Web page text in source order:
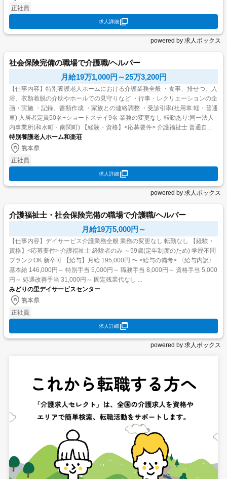
正社員
求人詳細
powered by 求人ボックス
社会保険完備の職場で介護職/ヘルパー
月給19万1,000円～25万3,200円
【仕事内容】特別養護老人ホームにおける介護業務全般 ・食事、排せつ、入
浴、衣類着脱の介助やホールでの見守りなど ・行事・レクリエーションの企
画・実施 ・記録、書類作成 ・家族との連絡調整 ・受診引率(社用車:軽・普通
車) 入居者定員50名+ショートステイ9名 業務の変更なし 転勤あり:同一法人
内事業所(和水町・南関町) 【経験・資格】<応募要件> 介護福祉士 普通自動
車運転免許必須(AT限定...
特別養護老人ホーム和楽荘
熊本県
正社員
求人詳細
powered by 求人ボックス
介護福祉士・社会保険完備の職場で介護職/ヘルパー
月給19万5,000円～
【仕事内容】デイサービス介護業務全般 業務の変更なし 転勤なし 【経験・
資格】<応募要件> 介護福祉士 経験者のみ ～59歳(定年制度のため) 学歴不問
ブランクOK 新卒可 【給与】月給 195,000円 〜 <給与の備考> 〈給与内訳〉
基本給 146,000円～ 特別手当 5,000円～ 職務手当 8,000円～ 資格手当 5,000
円～ 処遇改善手当 31,000円～ 固定残業代なし ...
みどりの里デイサービスセンター
熊本県
正社員
求人詳細
powered by 求人ボックス